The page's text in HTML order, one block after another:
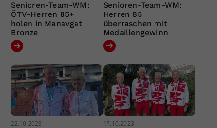
Senioren-Team-WM:
ÖTV-Herren 85+
holen in Manavgat
Bronze
Senioren-Team-WM:
Herren 85
überraschen mit
Medaillengewinn
22.10.2023 17.10.2023